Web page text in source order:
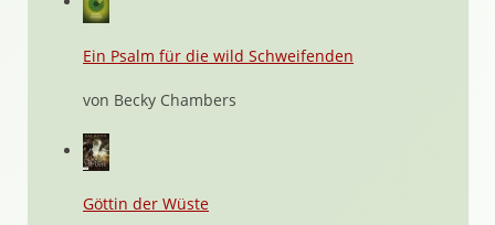
Ein Psalm für die wild Schweifenden
von Becky Chambers
Göttin der Wüste